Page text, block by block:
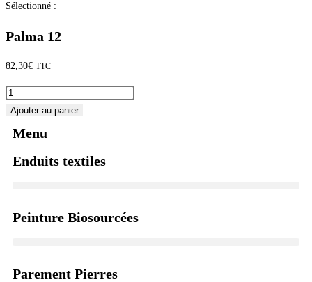
Sélectionné :
Palma 12
82,30€ TTC
Ajouter au panier
Menu
Enduits textiles
Peinture Biosourcées
Parement Pierres